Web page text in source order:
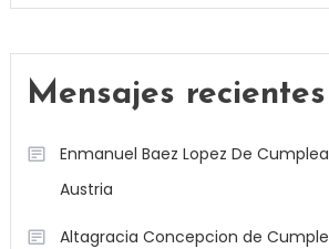
Mensajes recientes
Enmanuel Baez Lopez De
Austria
Altagracia Concepcion de